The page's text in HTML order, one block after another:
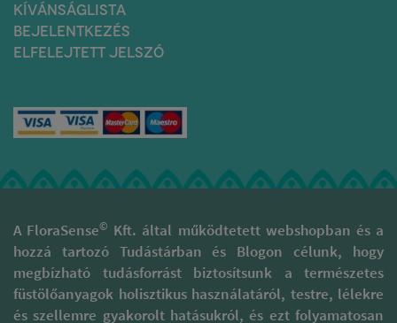
KÍVÁNSÁGLISTA
BEJELENTKEZÉS
ELFELEJTETT JELSZÓ
A FloraSense© Kft. által működtetett webshopban és a
hozzá tartozó Tudástárban és Blogon célunk, hogy
megbízható tudásforrást biztosítsunk a természetes
füstölőanyagok holisztikus használatáról, testre, lélekre
és szellemre gyakorolt hatásukról, és ezt folyamatosan